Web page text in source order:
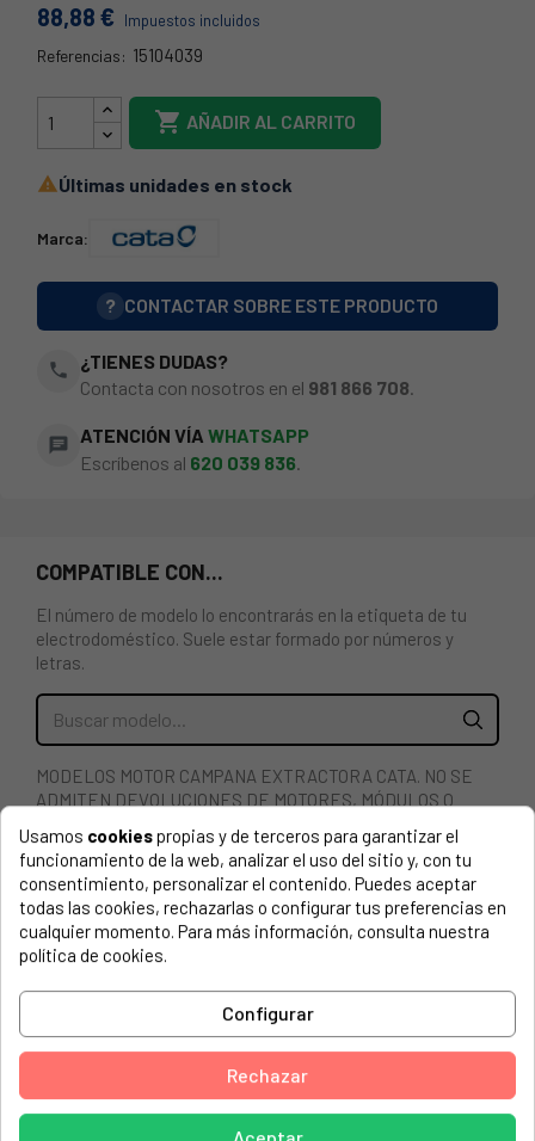
88,88 € Impuestos incluidos
Referencias: 15104039
15104039
 AÑADIR AL CARRITO
Últimas unidades en stock
Marca:
? CONTACTAR SOBRE ESTE PRODUCTO
phone
¿TIENES DUDAS?
Contacta con nosotros en el 981 866 708.
chat ATENCIÓN VÍA WHATSAPP
Escríbenos al 620 039 836
COMPATIBLE CON...
El número de modelo lo encontrarás en la etiqueta de tu
electrodoméstico. Suele estar formado por números y
letras.
MODELOS MOTOR CAMPANA EXTRACTORA CATA. NO SE
ADMITEN DEVOLUCIONES DE MOTORES, MÓDULOS O
REQUIERE DE CONOCIMIENTOS TÉCNICOS, UNA MALA
COLOCACIÓN POR PARTE DEL COMPRADOR, PUEDE
CAUSAR DAÑOS IRREVERSIBLES. GARANTIA: LA
REPARACIÓN TIENE QUE SER EFECTUADA POR UN
SERVICIO TÉCNICO OFICIAL DEL FABRICANTE.
CATA, 02112056 ARENAL WS 1110 B
CATA, 02112356 ARENAL ED 1110 B
CATA, 02127004 GOYA 70 WH_A
CATA, 02127404 GOYA 70 BK
Usamos cookiespropias y de terceros para garantizar el
funcionamiento de la web, analizar el uso del sitio y, con tu
consentimiento, personalizar el contenido. Puedes aceptar
todas las cookies, rechazarlas o configurar tus preferencias en
cualquier momento. Para más información, consulta nuestra
política de cookies.
Configurar
Rechazar